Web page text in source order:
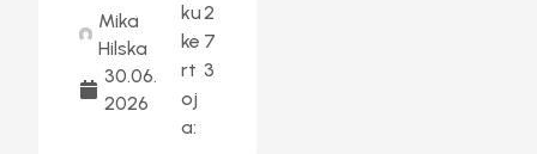
Mika
Hilska
30.06.
2026
ku
ke
rt
oj
a:
2
7
3